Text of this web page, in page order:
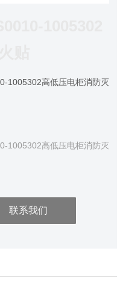
1005302高低压电柜消防灭
1005302高低压电柜消防灭
联系我们